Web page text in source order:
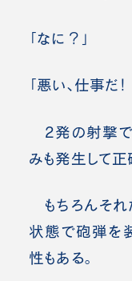
「なに？」
「悪い、仕事だ
2発の射撃で
みも発生して正
もちろんそれ
状態で砲弾を
性もある。